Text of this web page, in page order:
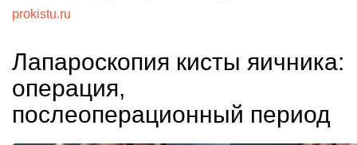
prokistu.ru
Лапароскопия кисты яичника:
операция,
послеоперационный период